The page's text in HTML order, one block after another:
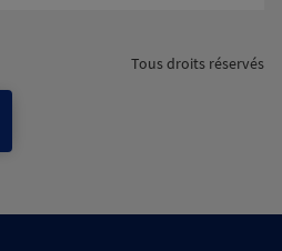
Tous droits réservés